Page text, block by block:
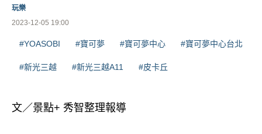
2023-12-05 19:00
玩樂
#YOASOBI #寶可夢 #寶可夢中心 #寶可夢中心台北
#新光三越 #新光三越A11 #皮卡丘
文／景點+ 秀智整理報導